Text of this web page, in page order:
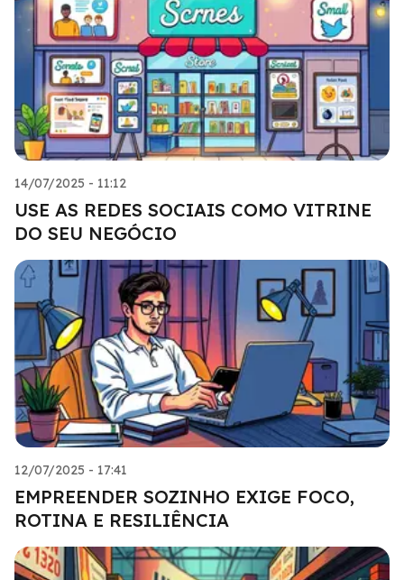
14/07/2025 - 11:12
USE AS REDES SOCIAIS COMO VITRINE
DO SEU NEGÓCIO
12/07/2025 - 17:41
EMPREENDER SOZINHO EXIGE FOCO,
ROTINA E RESILIÊNCIA